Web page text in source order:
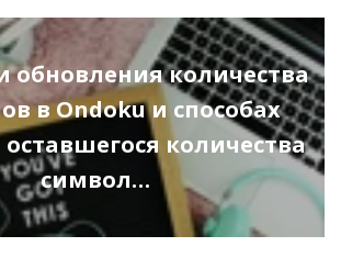
обновления количества
в Ondoku и способах
количества
символ…